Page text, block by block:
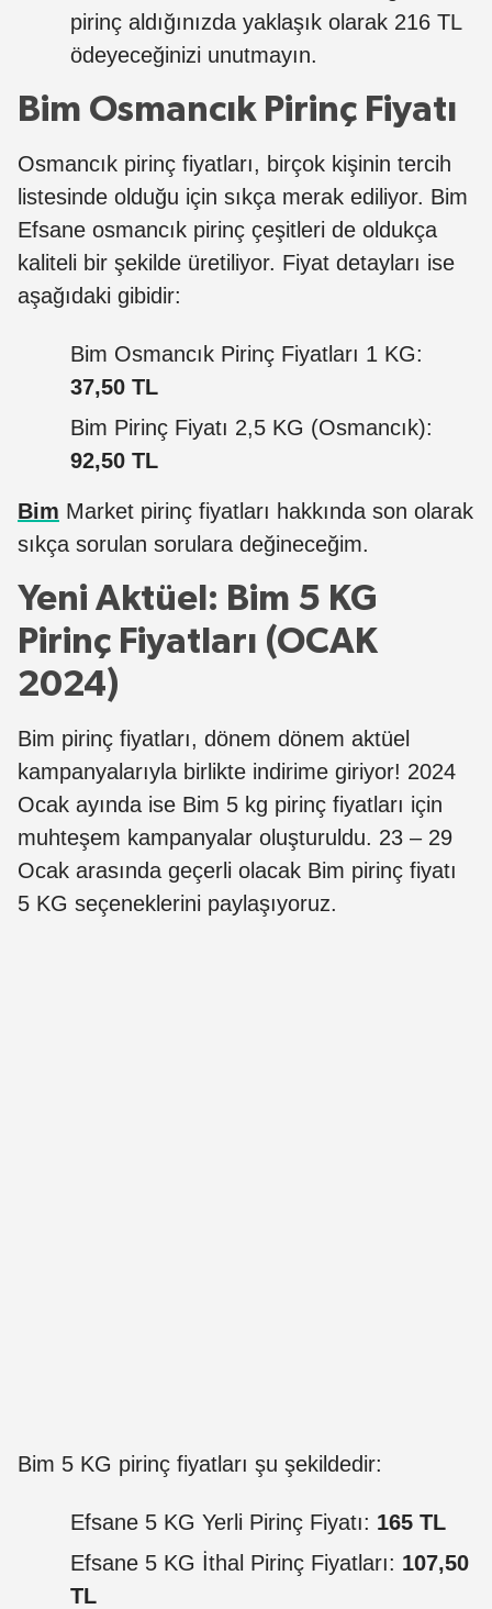
pirinç aldığınızda yaklaşık olarak 216 TL
ödeyeceğinizi unutmayın.
Bim Osmancık Pirinç Fiyatı
Osmancık pirinç fiyatları, birçok kişinin tercih
listesinde olduğu için sıkça merak ediliyor. Bim
Efsane osmancık pirinç çeşitleri de oldukça
kaliteli bir şekilde üretiliyor. Fiyat detayları ise
aşağıdaki gibidir:
Bim Osmancık Pirinç Fiyatları 1 KG:
37,50 TL
Bim Pirinç Fiyatı 2,5 KG (Osmancık):
92,50 TL
Bim Market pirinç fiyatları hakkında son olarak
sıkça sorulan sorulara değineceğim.
Yeni Aktüel: Bim 5 KG
Pirinç Fiyatları (OCAK
2024)
Bim pirinç fiyatları, dönem dönem aktüel
kampanyalarıyla birlikte indirime giriyor! 2024
Ocak ayında ise Bim 5 kg pirinç fiyatları için
muhteşem kampanyalar oluşturuldu. 23 – 29
Ocak arasında geçerli olacak Bim pirinç fiyatı
5 KG seçeneklerini paylaşıyoruz.
Bim 5 KG pirinç fiyatları şu şekildedir:
Efsane 5 KG Yerli Pirinç Fiyatı: 165 TL
Efsane 5 KG İthal Pirinç Fiyatları: 107,50
TL